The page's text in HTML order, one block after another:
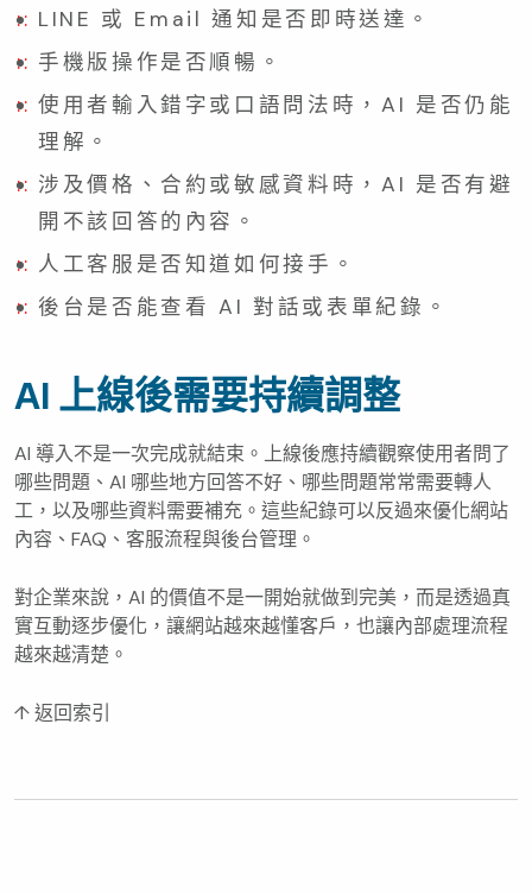
LINE 或 Email 通知是否即時送達。
手機版操作是否順暢。
使用者輸入錯字或口語問法時，AI 是否仍能
理解。
涉及價格、合約或敏感資料時，AI 是否有避
開不該回答的內容。
人工客服是否知道如何接手。
後台是否能查看 AI 對話或表單紀錄。
AI 上線後需要持續調整
AI 導入不是一次完成就結束。上線後應持續觀察使用者問了
哪些問題、AI 哪些地方回答不好、哪些問題常常需要轉人
工，以及哪些資料需要補充。這些紀錄可以反過來優化網站
內容、FAQ、客服流程與後台管理。
對企業來說，AI 的價值不是一開始就做到完美，而是透過真
實互動逐步優化，讓網站越來越懂客戶，也讓內部處理流程
越來越清楚。
↑ 返回索引